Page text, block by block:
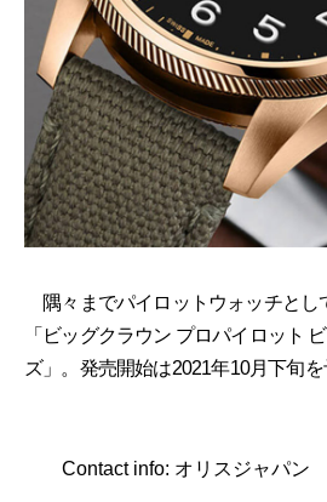
隅々までパイロットウォッチとし
「ビッグクラウン プロパイロット
ズ」。発売開始は2021年10月下旬を
Contact info: オリスジャパン